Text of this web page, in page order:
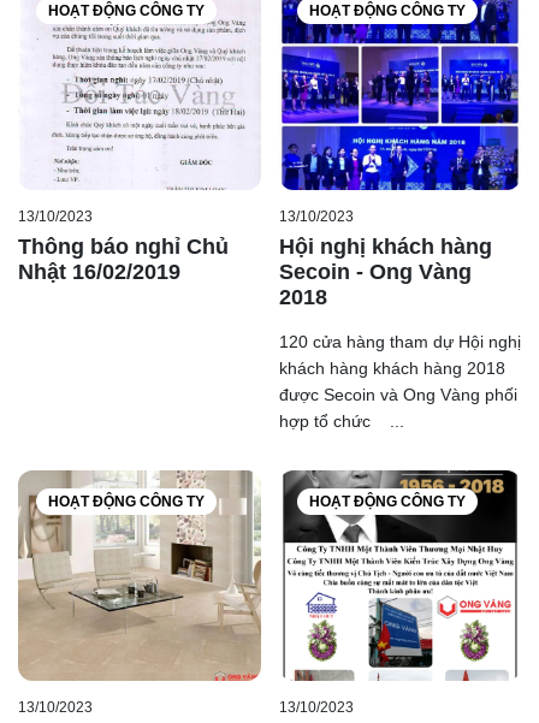
HOẠT ĐỘNG CÔNG TY
13/10/2023
Thông báo nghỉ Chủ
Nhật 16/02/2019
HOẠT ĐỘNG CÔNG TY
13/10/2023
Hội nghị khách hàng
Secoin - Ong Vàng
2018
120 cửa hàng tham dự Hội nghị
khách hàng khách hàng 2018
được Secoin và Ong Vàng phối
hợp tổ chức ...
HOẠT ĐỘNG CÔNG TY
13/10/2023
HOẠT ĐỘNG CÔNG TY
13/10/2023